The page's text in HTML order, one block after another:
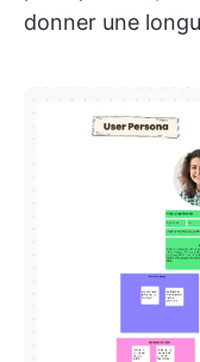
donner une